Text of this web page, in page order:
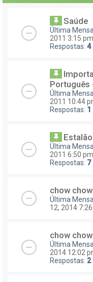
Saúde
Última
2011 3:15 pm
Respostas: 4
Português
Última
2011 10:44
Respostas: 1
Última
2011 6:50 pm
Respostas: 7
chow
Última
12, 2014
chow chow
Última
2014 12:02
Respostas: 2